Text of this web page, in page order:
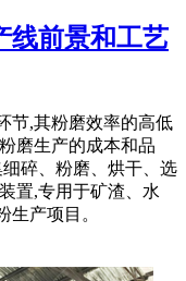
线前景和工艺
节,其粉磨效率的高低
磨生产的成本和品
碎、粉磨、烘干、选
置,专用于矿渣、水
生产项目。